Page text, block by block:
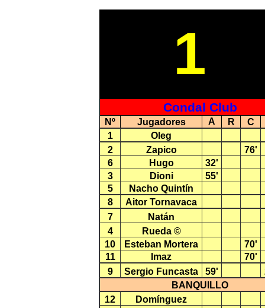
1
Condal Club
Nº Jugadores A R
C
1
Oleg
2
Zapico
76'
6
Hugo
32'
3
Dioni
55'
5
Nacho Quintín
8
Aitor Tornavaca
7
Natán
4
Rueda ©
10
Esteban Mortera
70'
11
Imaz
70'
9
Sergio Funcasta 59'
BANQUILLO
12
Domínguez